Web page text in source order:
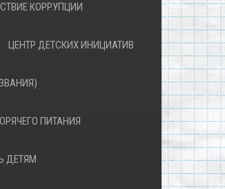
КОРРУПЦИИ
ЦЕНТР ДЕТСКИХ ИНИЦИАТИВ
ПИТАНИЯ
ДЕТЯМ